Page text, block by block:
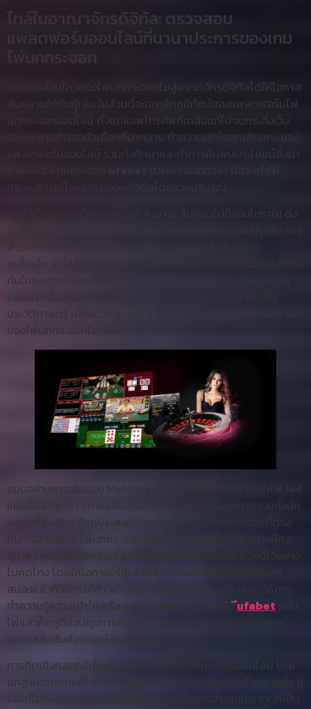
ไทล์ในอาณาจักรดิจิทัล: ตรวจสอบ
แพลตฟอร์มออนไลน์ที่นานาประการของเกม
ความเคลื่อนไหวของไพ่นกกระจอกไปสู่อาณาจักรดิจิทัลได้ให้โอกาส
ล้นหลามให้กับผู้เล่น ในส่วนนี้จะเจาะลึกภูมิทัศน์ของแพลตฟอร์มไพ่
นกกระจอกออนไลน์ ตั้งแต่แอพโทรศัพท์เคลื่อนที่ไปจนกระทั่งเว็บ
เฉพาะ การสำรวจตัวเลือกที่มากมาย ทำความเข้าใจคุณลักษณะของ
แพลตฟอร์มออนไลน์ รวมทั้งศึกษาและทำการค้นพบประโยชน์ซึ่งมา
พัฒนาจากแหล่งกำเนิดเริ่มแรก ไพ่นกกระจอกได้รับความ
เคลื่อนไหวครั้งสำคัญ โดยปรับให้กับบริบททางด้านวัฒนธรรมที่ต่าง
กันในระหว่างที่ยังคงรักษาวิธีการหลักไว้ การโยกย้ายของเกมจาก
แผ่นกระเบื้องจริงไปยังแพลตฟอร์มเหมือนนับว่าเป็นบทใหม่ใน
ประวัติศาสตร์ เนื่องด้วยผู้เล่นทั้งโลกสามารถเข้าถึงเสน่ห์เหนือเวลา
ของไพ่นกกระจอกได้เพียงแต่ปลายนิ้วสัมผัส
แบบอย่างการเล่นของ Mahjong มีเอกลักษณ์เฉพาะด้วยชุดไพ่ 144
แผ่นอันสะดุดตา แต่ละแผ่นประดับโดยการใช้เครื่องหมายรวมทั้งนัก
แสดงที่ซับซ้อน วัตถุประสงค์เป็นการผลิตชุดไพ่นกกระจอกที่ตรง
กันหรือที่เรียกว่าไพ่นกกระจอก โดยการวาดและก็ทิ้งไพ่อย่างมีกล
อุบาย ไพ่นกกระจอกออนไลน์รักษาพลวัตการเล่นเกมพวกนี้ไว้อย่าง
ไม่คดโกง โดยให้โอกาสให้ผู้เล่นมีส่วนร่วมสำหรับเพื่อการค้นหา
สมองแล้วก็วิธีการที่ก้าวผ่านขอบเขตของเกมแบบเริ่มแรก วิธีการ
ทำความรู้ความเข้าใจเครื่องหมายเบื้องหน้าเบื้องหลังีufabet
ไพ่แล้วก็กฎที่ควบคุมการจัดเรียงเป็นหลักฐานสำหรับการขยาย
ความสลับซับซ้อนของไพ่นกกระจอก
การคิดเชิงกลยุทธ์เป็นส่วนสำคัญของไพ่นกกระจอกออนไลน์ โดย
ยกฐานะจากเกมที่โอกาสได้ไปสู่การประลองความถนัดที่สมควรยิ่ง ผู้
เล่นที่ไปถึงเป้าหมายไม่เพียงแค่รับทราบถึงการประสมประสานที่เป็น